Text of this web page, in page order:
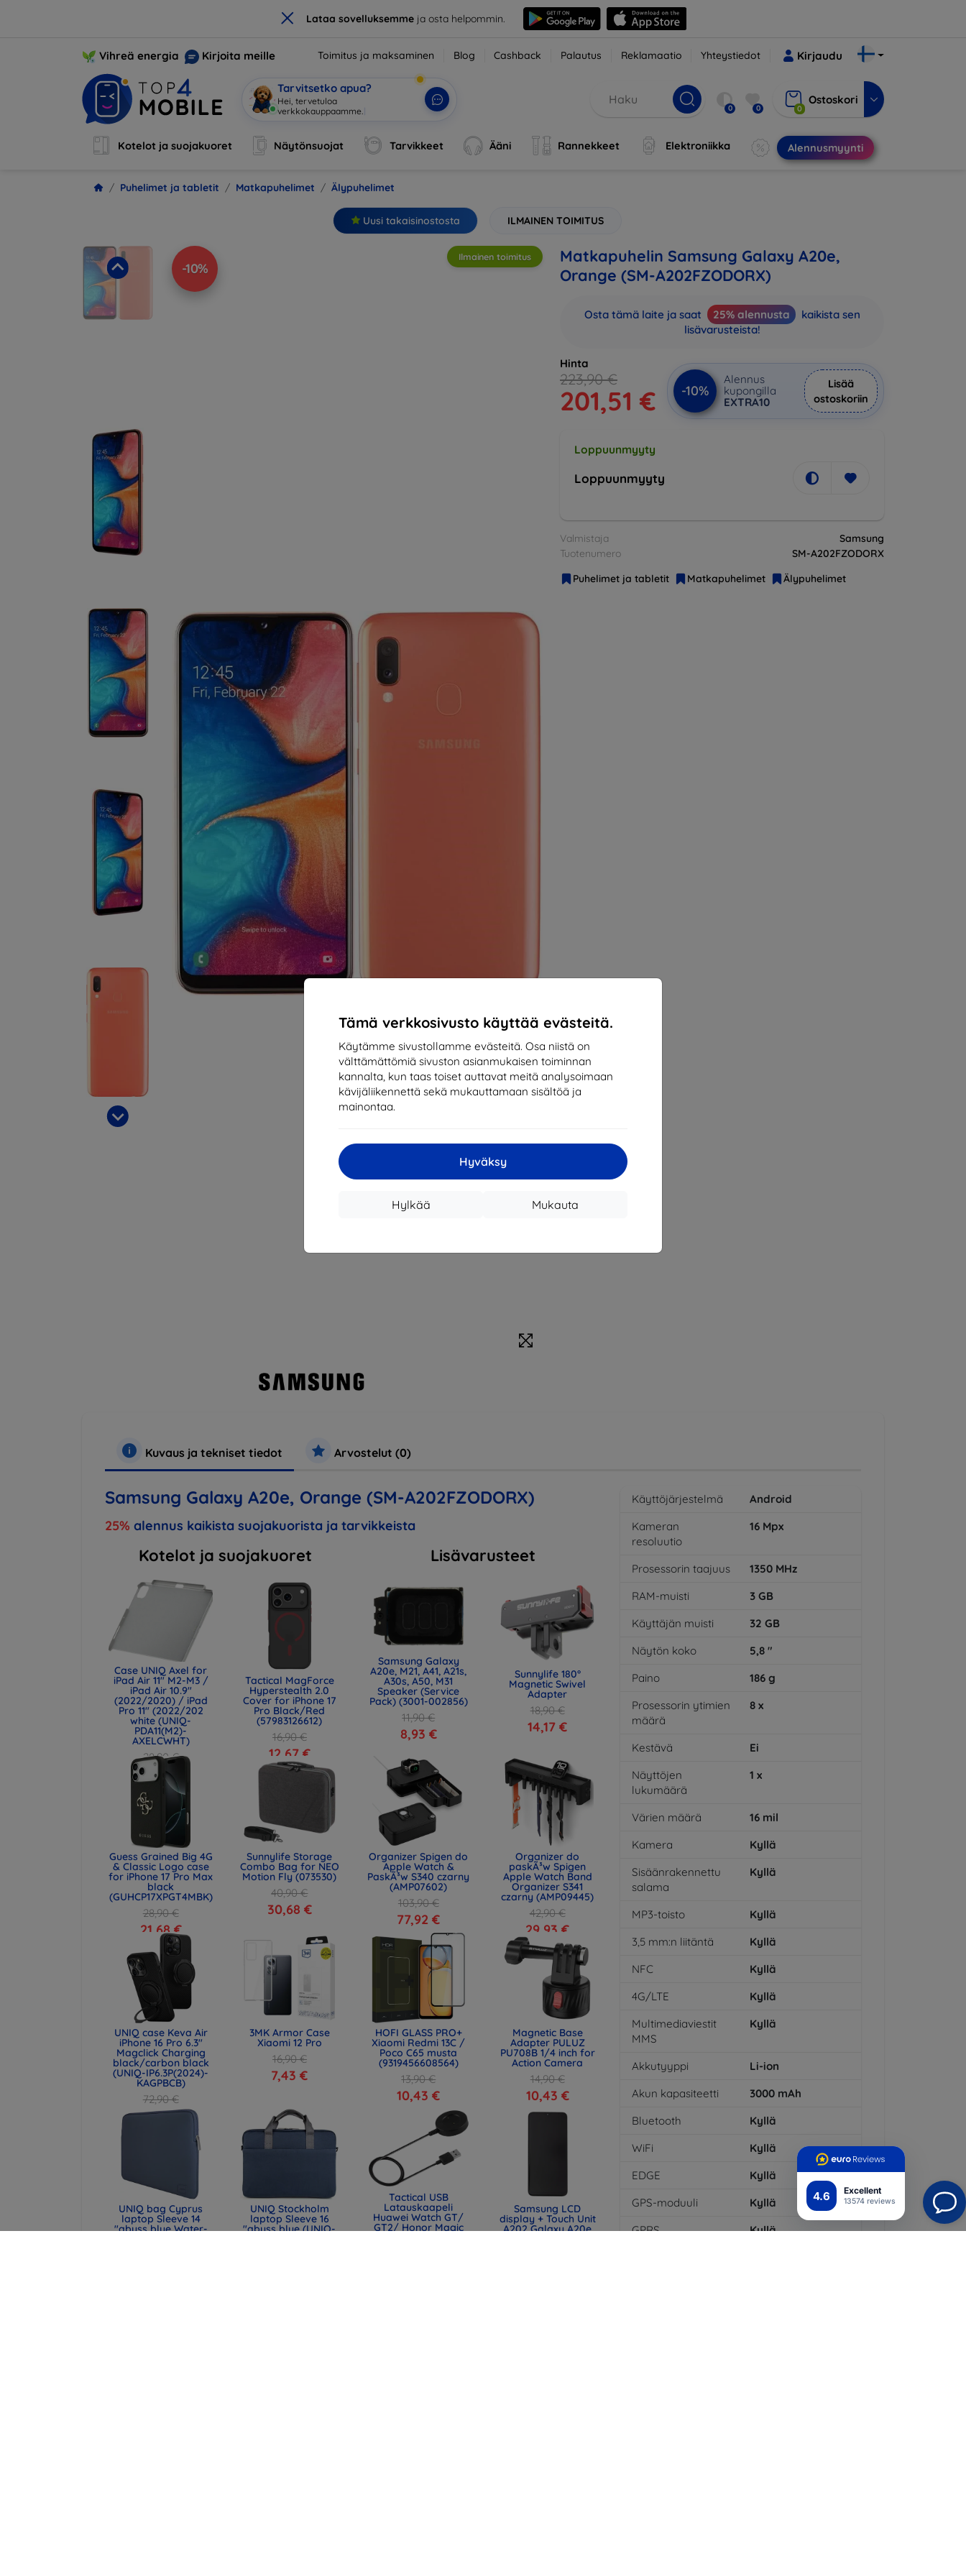
× Lataa sovelluksemmeja osta helpommin.
4.6 Excellent
13574 reviews
Tämä verkkosivusto käyttää evästeitä.
Käytämme sivustollamme evästeitä. Osa niistä on
välttämättömiä sivuston asianmukaisen toiminnan
kannalta, kun taas toiset auttavat meitä analysoimaan
kävijäliikennettä sekä mukauttamaan sisältöä ja
mainontaa.
Hyväksy
Mukauta
Hylkää
Vihreä energia Kirjoita meille Toimitus ja maksaminen Blog Cashback Palautus Reklamaatio Yhteystiedot Kirjaudu
Tarvitsetko apua?
Ol| 0 0 0
Ostoskori
Kotelot ja suojakuoret Näytönsuojat Tarvikkeet Ääni Rannekkeet Elektroniikka Alennusmyynti
Puhelimet ja tabletit Matkapuhelimet Älypuhelimet
Uusi takaisinostosta ILMAINEN TOIMITUS
-10%
Ilmainen toimitus
Matkapuhelin Samsung Galaxy A20e,
Orange (SM-A202FZODORX)
Osta tämä laite ja saat 25% alennusta
kaikista sen
lisävarusteista!
Hinta
223,90 €
201,51 € -10%
Alennus
kupongilla
EXTRA10
Lisää
ostoskoriin
Loppuunmyyty
Loppuunmyyty
Valmistaja
Samsung
Tuotenumero
SM-A202FZODORX
Puhelimet ja tabletit
Matkapuhelimet Älypuhelimet
Kuvaus ja tekniset tiedot Arvostelut (0)
Samsung Galaxy A20e, Orange (SM-A202FZODORX)
25% alennus kaikista suojakuorista ja tarvikkeista
Kotelot ja suojakuoret
Case UNIQ Axel for
iPad Air 11" M2-M3 /
iPad Air 10.9"
(2022/2020) / iPad
Pro 11" (2022/202
white (UNIQ-
PDA11(M2)-
AXELCWHT)
28,90 €
21,68 €
Tactical MagForce
Hyperstealth 2.0
Cover for iPhone 17
Pro Black/Red
(57983126612)
16,90 €
12,67 €
Guess Grained Big 4G
& Classic Logo case
for iPhone 17 Pro Max
black
(GUHCP17XPGT4MBK)
28,90 €
21,68 €
Sunnylife Storage
Combo Bag for NEO
Motion Fly (073530)
40,90 €
30,68 €
UNIQ case Keva Air
iPhone 16 Pro 6.3"
Magclick Charging
black/carbon black
(UNIQ-IP6.3P(2024)-
KAGPBCB)
72,90 €
54,67 €
3MK Armor Case
Xiaomi 12 Pro
16,90 €
7,43 €
UNIQ bag Cyprus
laptop Sleeve 14
"abyss blue Water-
UNIQ Stockholm
laptop Sleeve 16
"abyss blue (UNIQ-
Lisävarusteet
Samsung Galaxy
A20e, M21, A41, A21s,
A30s, A50, M31
Speaker (Service
Pack) (3001-002856)
11,90 €
8,93 €
Sunnylife 180°
Magnetic Swivel
Adapter
18,90 €
14,17 €
Organizer Spigen do
Apple Watch &
PaskÃ³w S340 czarny
(AMP07602)
103,90 €
77,92 €
Organizer do
paskÃ³w Spigen
Apple Watch Band
Organizer S341
czarny (AMP09445)
42,90 €
29,93 €
HOFI GLASS PRO+
Xiaomi Redmi 13C /
Poco C65 musta
(9319456608564)
13,90 €
10,43 €
Magnetic Base
Adapter PULUZ
PU708B 1/4 inch for
Action Camera
14,90 €
10,43 €
Tactical USB
Latauskaapeli
Huawei Watch GT/
GT2/ Honor Magic
Samsung LCD
display + Touch Unit
A202 Galaxy A20e
Käyttöjärjestelmä
Android
Kameran
resoluutio
16 Mpx
Prosessorin taajuus 1350 MHz
RAM-muisti
3 GB
Käyttäjän muisti
32 GB
Näytön koko
5,8 "
Paino
186 g
Prosessorin ytimien
määrä
8 x
Kestävä
Ei
Näyttöjen
lukumäärä
1 x
Värien määrä 16 mil
Kamera
Kyllä
Sisäänrakennettu
salama
Kyllä
MP3-toisto
Kyllä
3,5 mm:n liitäntä
Kyllä
NFC
Kyllä
4G/LTE
Kyllä
Multimediaviestit
MMS
Kyllä
Akkutyyppi
Li-ion
Akun kapasiteetti
3000 mAh
Bluetooth
Kyllä
WiFi
Kyllä
EDGE
Kyllä
GPS-moduuli
Kyllä
GPRS
Kyllä